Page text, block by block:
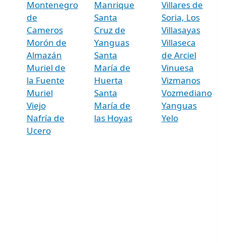
Montenegro
de
Cameros
Morón de
Almazán
Muriel de
la Fuente
Muriel
Viejo
Nafría de
Ucero
Manrique
Santa
Cruz de
Yanguas
Santa
María de
Huerta
Santa
María de
las Hoyas
Villares de
Soria, Los
Villasayas
Villaseca
de Arciel
Vinuesa
Vizmanos
Vozmediano
Yanguas
Yelo